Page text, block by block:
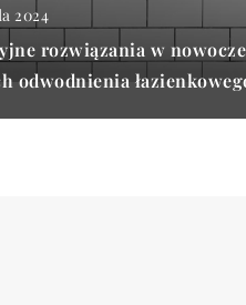
2024
rozwiązania w
odwodnienia